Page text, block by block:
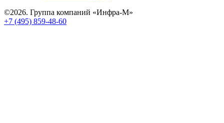
©2026. Группа компаний «Инфра-М»
+7 (495) 859-48-60